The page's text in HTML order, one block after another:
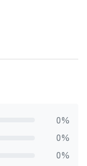
0%
0%
0%